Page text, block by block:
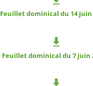
Feuillet dominical du 14 juin
Feuillet dominical du 7 juin